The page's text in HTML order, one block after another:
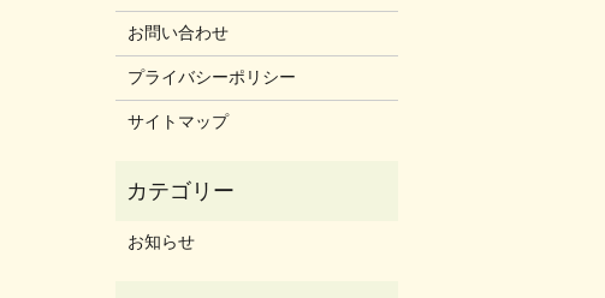
お問い合わせ
プライバシーポリシー
サイトマップ
お知らせ